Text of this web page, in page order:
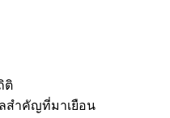
ติ
สำคัญที่มาเยือน